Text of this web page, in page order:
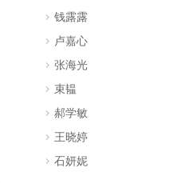
钱露露
卢嘉心
张海光
束韫
郝学敏
王晓婷
石妍妮